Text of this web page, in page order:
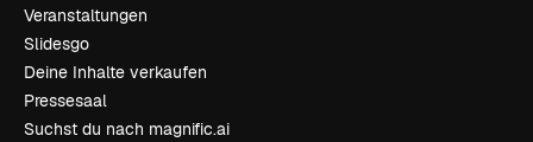
Veranstaltungen
Slidesgo
Deine Inhalte verkaufen
Pressesaal
Suchst du nach magnific.ai